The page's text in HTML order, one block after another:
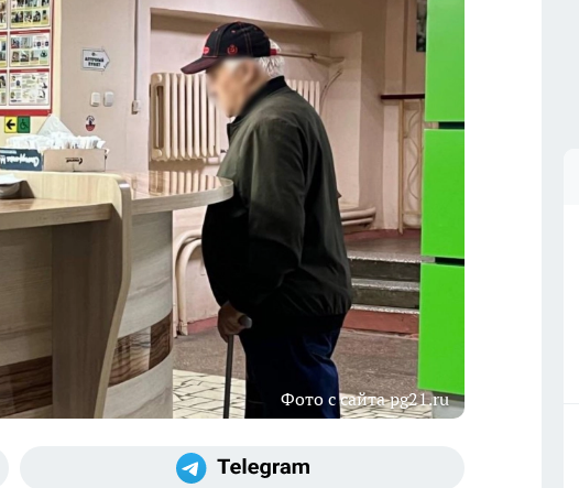
Фото с сайта pg21.ru